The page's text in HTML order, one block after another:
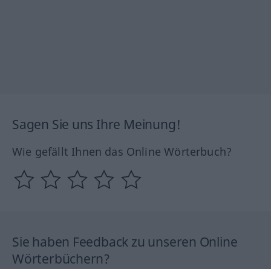
Sagen Sie uns Ihre Meinung!
Wie gefällt Ihnen das Online Wörterbuch?
Sie haben Feedback zu unseren Online
Wörterbüchern?